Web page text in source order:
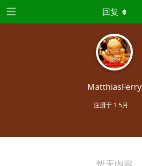
MatthiasFerry
注册于 1 5月
回复